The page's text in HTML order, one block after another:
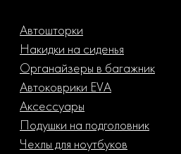
Автошторки
Накидки на сиденья
Органайзеры в багажник
Автоковрики EVA
Аксессуары
Подушки на подголовник
Чехлы для ноутбуков